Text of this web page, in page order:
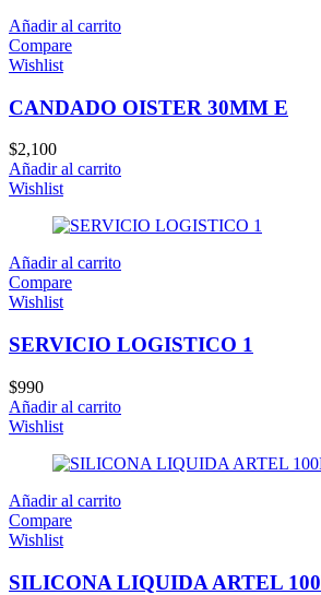
Añadir al carrito
Compare
Wishlist
CANDADO OISTER 30MM E
$2,100
Añadir al carrito
Wishlist
Añadir al carrito
Compare
Wishlist
SERVICIO LOGISTICO 1
$990
Añadir al carrito
Wishlist
Añadir al carrito
Compare
Wishlist
SILICONA LIQUIDA ARTEL